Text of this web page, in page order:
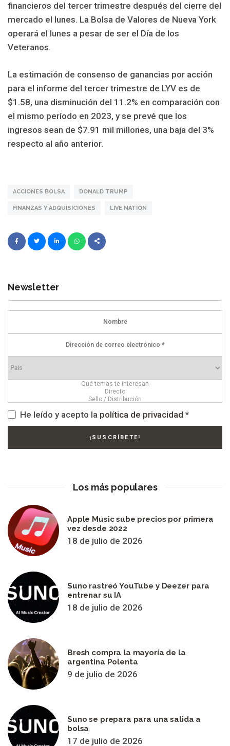
financieros del tercer trimestre después del cierre del
mercado el lunes. La Bolsa de Valores de Nueva York
operará el lunes a pesar de ser el Día de los
Veteranos.
La estimación de consenso de ganancias por acción
para el informe del tercer trimestre de LYV es de
$1.58, una disminución del 11.2% en comparación con
el mismo período en 2023, y se prevé que los
ingresos sean de $7.91 mil millones, una baja del 3%
respecto al año anterior.
ACCIONES BOLSA DONALD TRUMP
FINANZAS Y ADQUISICIONES LIVE NATION
Newsletter
He leído y acepto la política de privacidad *
Los más populares
Apple Music sube precios por primera
vez desde 2022
18 de julio de 2026
Suno rastreó YouTube y Deezer para
entrenar su IA
18 de julio de 2026
Bresh compra la mayoría de la
argentina Polenta
9 de julio de 2026
Suno se prepara para una salida a
bolsa
17 de julio de 2026